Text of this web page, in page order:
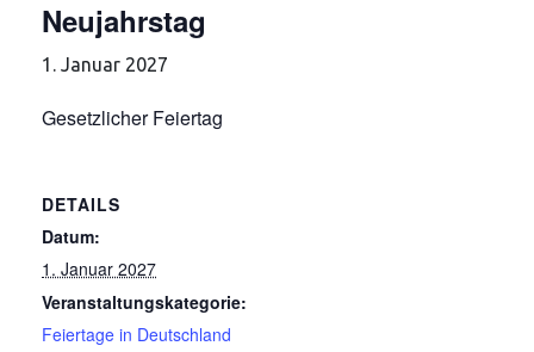
Neujahrstag
1. Januar 2027
Gesetzlicher Feiertag
DETAILS
Datum:
1. Januar 2027
Veranstaltungskategorie:
Feiertage in Deutschland